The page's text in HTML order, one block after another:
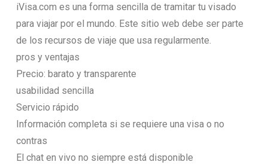
iVisa.com es una forma sencilla de tramitar tu visado
para viajar por el mundo. Este sitio web debe ser parte
de los recursos de viaje que usa regularmente.
pros y ventajas
Precio: barato y transparente
usabilidad sencilla
Servicio rápido
Información completa si se requiere una visa o no
contras
El chat en vivo no siempre está disponible